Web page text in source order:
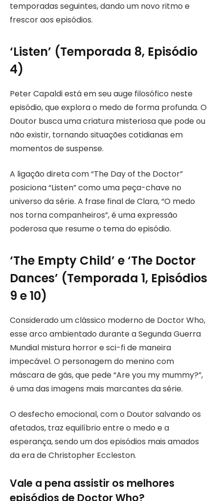
temporadas seguintes, dando um novo ritmo e
frescor aos episódios.
‘Listen’ (Temporada 8, Episódio
4)
Peter Capaldi está em seu auge filosófico neste
episódio, que explora o medo de forma profunda. O
Doutor busca uma criatura misteriosa que pode ou
não existir, tornando situações cotidianas em
momentos de suspense.
A ligação direta com “The Day of the Doctor”
posiciona “Listen” como uma peça-chave no
universo da série. A frase final de Clara, “O medo
nos torna companheiros”, é uma expressão
poderosa que resume o tema do episódio.
‘The Empty Child’ e ‘The Doctor
Dances’ (Temporada 1, Episódios
9 e 10)
Considerado um clássico moderno de Doctor Who,
esse arco ambientado durante a Segunda Guerra
Mundial mistura horror e sci-fi de maneira
impecável. O personagem do menino com
máscara de gás, que pede “Are you my mummy?”,
é uma das imagens mais marcantes da série.
O desfecho emocional, com o Doutor salvando os
afetados, traz equilíbrio entre o medo e a
esperança, sendo um dos episódios mais amados
da era de Christopher Eccleston.
Vale a pena assistir os melhores
episódios de Doctor Who?